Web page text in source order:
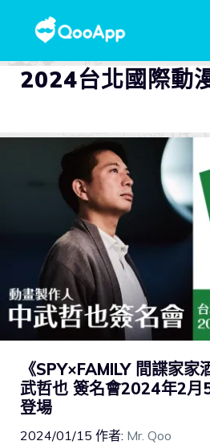
2024台北國際動
《SPY×FAMILY 間諜家
武哲也 簽名會2024年2月
登場
2024/01/15 作者: Mr. Qoo